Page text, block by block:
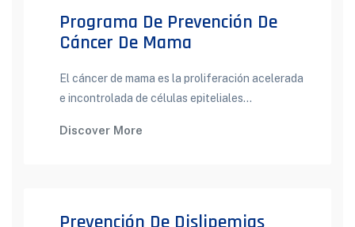
Programa De Prevención De
Cáncer De Mama
El cáncer de mama es la proliferación acelerada
e incontrolada de células epiteliales...
Discover More